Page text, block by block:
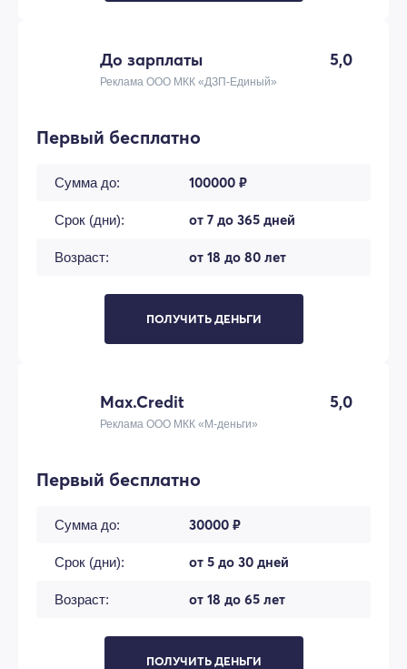
До зарплаты 5,0
Реклама ООО МКК «ДЗП-Единый»
Первый бесплатно
Сумма до: 100000 ₽
Срок (дни): от 7 до 365 дней
Возраст: от 18 до 80 лет
ПОЛУЧИТЬ ДЕНЬГИ
Max.Credit 5,0
Реклама ООО МКК «М-деньги»
Первый бесплатно
Сумма до: 30000 ₽
Срок (дни): от 5 до 30 дней
Возраст: от 18 до 65 лет
ПОЛУЧИТЬ ДЕНЬГИ